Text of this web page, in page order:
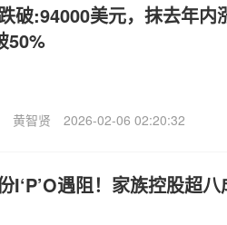
破:94000美元，抹去年内
50%
黄智贤 2026-02-06 02:20:32
I‘P’O遇阻！家族控股超